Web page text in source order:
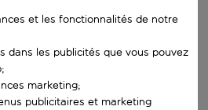
et les fonctionnalités de notre
dans les publicités que vous pouvez
marketing;
publicitaires et marketing